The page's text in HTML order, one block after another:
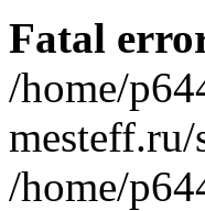
Fatal
/home/
/home/